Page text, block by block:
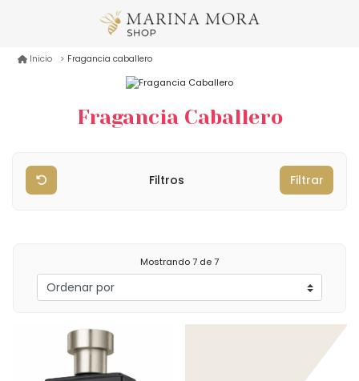
Inicio Fragancia caballero
Fragancia Caballero
Filtros Filtrar
Mostrando7 de 7